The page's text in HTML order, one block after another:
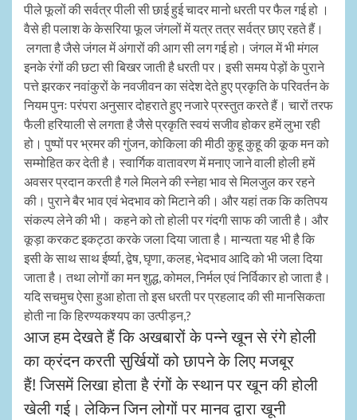
पीले फूलों की सर्वत्र पीली सी छाई हुई चादर मानो धरती पर फैल गई हो ।
वैसे ही पलाश के केसरिया फूल जंगलों में यत्र तत्र सर्वत्र छाए रहते हैं।
लगता है जैसे जंगल में अंगारों की आग सी लग गई हो। जंगल में भी मंगल
इनके रंगों की छटा सी बिखर जाती है धरती पर। इसी समय पेड़ों के पुराने
पत्ते झरकर नवांकुरों के नवजीवन का संदेश देते हुए प्रकृति के परिवर्तन के
नियम पुनः परंपरा अनुसार दोहराते हुए नजारे प्रस्तुत करते हैं। चारों तरफ
फैली हरियाली से लगता है जैसे प्रकृति स्वयं सजीव होकर हमें लुभा रही
हो। पुष्पों पर भ्रमर की गुंजन,कोकिला की मीठी कुहू कुहू की कूक मन को
सम्मोहित कर देती है। स्वार्गिक वातावरण में मनाए जाने वाली होली हमें
अवसर प्रदान करती है गले मिलने की स्नेहा भाव से मिलजुल कर रहने
की। पुराने बैर भाव एवं भेदभाव को मिटाने की। और यहां तक कि कतिपय
संकल्प लेने की भी। कहने को तो होली पर गंदगी साफ की जाती है। और
कूड़ा करकट इकट्ठा करके जला दिया जाता है। मान्यता यह भी है कि
इसी के साथ साथ ईर्ष्या,द्वेष,घृणा,कलह,भेदभाव आदि को भी जला दिया
जाता है। तथा लोगों का मन शुद्ध,कोमल,निर्मल एवं निर्विकार हो जाता है।
यदि सचमुच ऐसा हुआ होता तो इस धरती पर प्रहलाद की सी मानसिकता
होती ना कि हिरण्यकश्यप का उत्पीड़न,?
आज हम देखते हैं कि अखबारों के पन्ने खून से रंगे होली
का क्रंदन करती सुर्खियों को छापने के लिए मजबूर
हैं! जिसमें लिखा होता है रंगों के स्थान पर खून की होली
खेली गई। लेकिन जिन लोगों पर मानव द्वारा खूनी